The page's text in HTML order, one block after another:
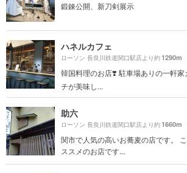
鍛錬公開、新刀剣展示
ハネルカフェ
ローソン 長良川鉄道関口駅店より約1290m
韓国料理のお店❣️ 駐車場ありの一軒
チが美味し...
助六
ローソン 長良川鉄道関口駅店より約1660m
関市で人気の高いお蕎麦の店です。
ススメのお店です...